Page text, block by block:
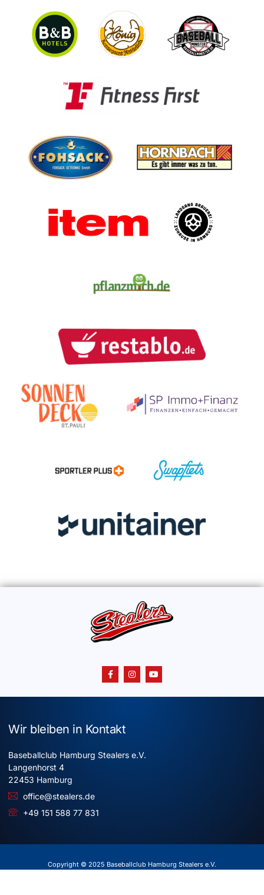
Wir bleiben in Kontakt
Baseballclub Hamburg Stealers e.V.
Langenhorst 4
22453 Hamburg
office@stealers.de
+49 151 588 77 831
Copyright © 2025 Baseballclub Hamburg Stealers e.V.